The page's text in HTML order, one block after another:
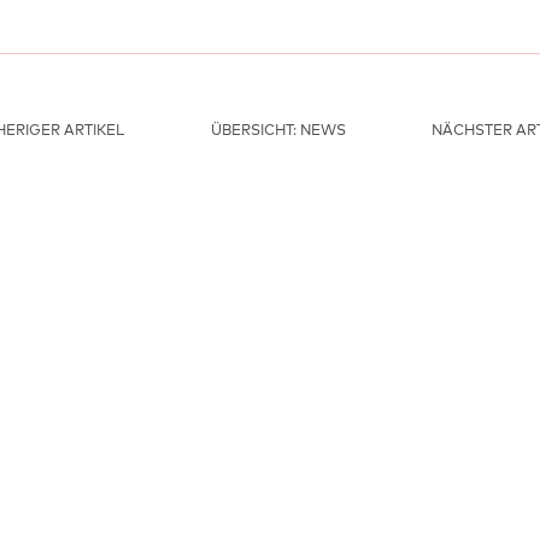
ARTIKEL ÜBERSICHT: NEWS NÄCHSTER